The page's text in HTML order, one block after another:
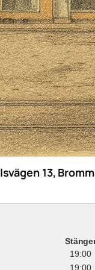
13,
19:00
19:00